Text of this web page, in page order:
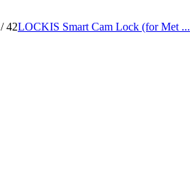
/ 42LOCKIS Smart Cam Lock (for Met ...